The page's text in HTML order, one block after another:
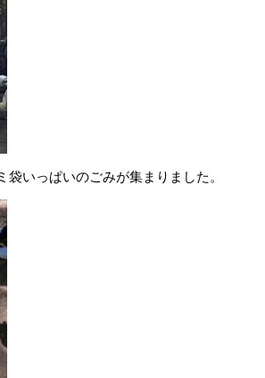
いっぱいのごみが集まりました。